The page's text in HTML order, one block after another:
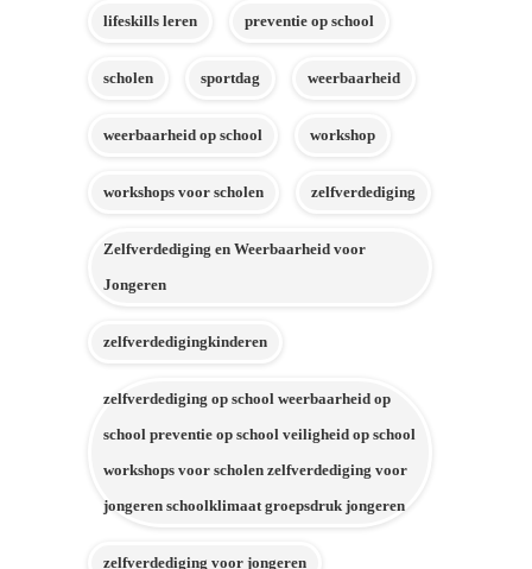
lifeskills leren preventie op school
scholen sportdag weerbaarheid
weerbaarheid op school workshop
workshops voor scholen zelfverdediging
Zelfverdediging en Weerbaarheid voor
Jongeren
zelfverdedigingkinderen
zelfverdediging op school weerbaarheid op
school preventie op school veiligheid op school
workshops voor scholen zelfverdediging voor
jongeren schoolklimaat groepsdruk jongeren
zelfverdediging voor jongeren